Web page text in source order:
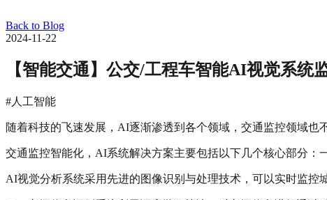
Back to Blog
2024-11-22
【智能交通】公交/工程车智能AI视觉系统
#人工智能
随着科技的飞速发展，AI逐渐渗透到各个领域，交通监控领域
交通监控智能化，AI系统解决方案主要包括以下几个核心部分：
AI视觉分析系统采用先进的图像识别与处理技术，可以实时监控